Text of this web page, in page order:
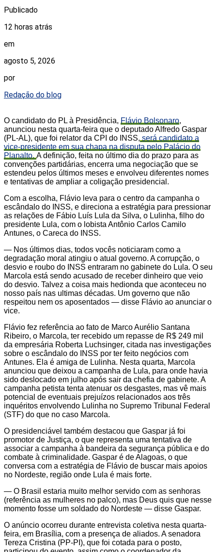
Publicado
12 horas atrás
em
agosto 5, 2026
por
Redação do blog
O candidato do PL à Presidência, Flávio Bolsonaro,
anunciou nesta quarta-feira que o deputado Alfredo Gaspar
(PL-AL), que foi relator da CPI do INSS, será candidato a
vice-presidente em sua chapa na disputa pelo Palácio do
Planalto. A definição, feita no último dia do prazo para as
convenções partidárias, encerra uma negociação que se
estendeu pelos últimos meses e envolveu diferentes nomes
e tentativas de ampliar a coligação presidencial.
Com a escolha, Flávio leva para o centro da campanha o
escândalo do INSS, e direciona a estratégia para pressionar
as relações de Fábio Luís Lula da Silva, o Lulinha, filho do
presidente Lula, com o lobista Antônio Carlos Camilo
Antunes, o Careca do INSS.
— Nos últimos dias, todos vocês noticiaram como a
degradação moral atingiu o atual governo. A corrupção, o
desvio e roubo do INSS entraram no gabinete do Lula. O seu
Marcola está sendo acusado de receber dinheiro que veio
do desvio. Talvez a coisa mais hedionda que aconteceu no
nosso país nas ultimas décadas. Um governo que não
respeitou nem os aposentados — disse Flávio ao anunciar o
vice.
Flávio fez referência ao fato de Marco Aurélio Santana
Ribeiro, o Marcola, ter recebido um repasse de R$ 249 mil
da empresária Roberta Luchsinger, citada nas investigações
sobre o escândalo do INSS por ter feito negócios com
Antunes. Ela é amiga de Lulinha. Nesta quarta, Marcola
anunciou que deixou a campanha de Lula, para onde havia
sido deslocado em julho após sair da chefia de gabinete. A
campanha petista tenta atenuar os desgastes, mas vê mais
potencial de eventuais prejuízos relacionados aos três
inquéritos envolvendo Lulinha no Supremo Tribunal Federal
(STF) do que no caso Marcola.
O presidenciável também destacou que Gaspar já foi
promotor de Justiça, o que representa uma tentativa de
associar a campanha à bandeira da segurança pública e do
combate à criminalidade. Gaspar é de Alagoas, o que
conversa com a estratégia de Flávio de buscar mais apoios
no Nordeste, região onde Lula é mais forte.
— O Brasil estaria muito melhor servido com as senhoras
(referência as mulheres no palco), mas Deus quis que nesse
momento fosse um soldado do Nordeste — disse Gaspar.
O anúncio ocorreu durante entrevista coletiva nesta quarta-
feira, em Brasília, com a presença de aliados. A senadora
Tereza Cristina (PP-PI), que foi cotada para o posto,